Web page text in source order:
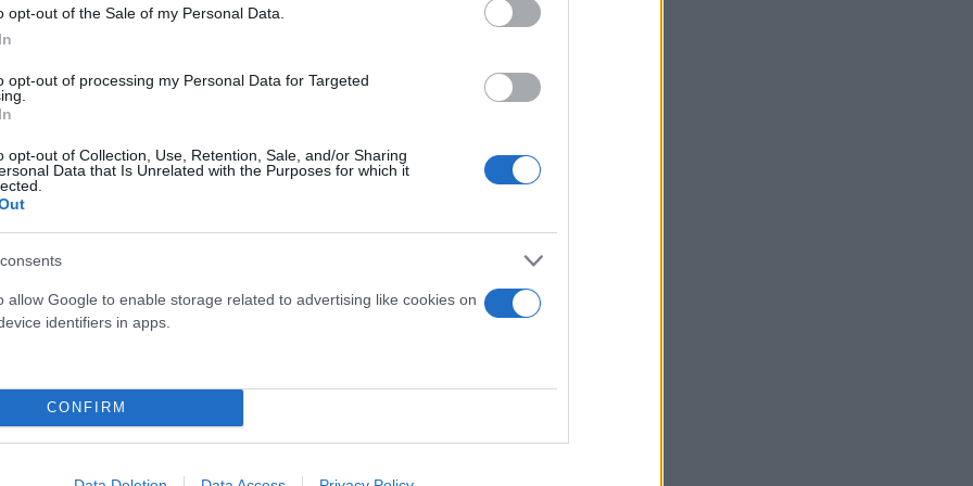
opt-out of the Sale of my Personal Data.
opt-out of processing my Personal Data for Targeted
opt-out of Collection, Use, Retention, Sale, and/or Sharing
Data that Is Unrelated with the Purposes for which it
allow Google to enable storage related to advertising like cookies on
identifiers in apps.
CONFIRM
πλέον τον τίτλο - Οι πιθανότητες να τον
βρει, αναζητείται... δημιουργική έμπνευση στην
και το ακόμη ένα φετινό διπλό που την έκανε
να θυμίζεις...
εντός έδρας ματς απο το 1970
μεταξύ Ταρέμι και Ρότα
Ζαλγκίρις